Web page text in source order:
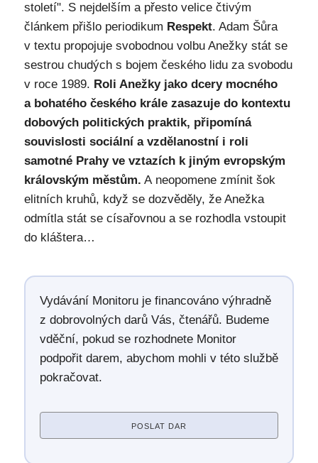
století". S nejdelším a přesto velice čtivým
článkem přišlo periodikum Respekt. Adam Šůra
v textu propojuje svobodnou volbu Anežky stát se
sestrou chudých s bojem českého lidu za svobodu
v roce 1989. Roli Anežky jako dcery mocného
a bohatého českého krále zasazuje do kontextu
dobových politických praktik, připomíná
souvislosti sociální a vzdělanostní i roli
samotné Prahy ve vztazích k jiným evropským
královským městům. A neopomene zmínit šok
elitních kruhů, když se dozvěděly, že Anežka
odmítla stát se císařovnou a se rozhodla vstoupit
do kláštera…
Vydávání Monitoru je financováno výhradně
z dobrovolných darů Vás, čtenářů. Budeme
vděční, pokud se rozhodnete Monitor
podpořit darem, abychom mohli v této službě
pokračovat.
POSLAT DAR